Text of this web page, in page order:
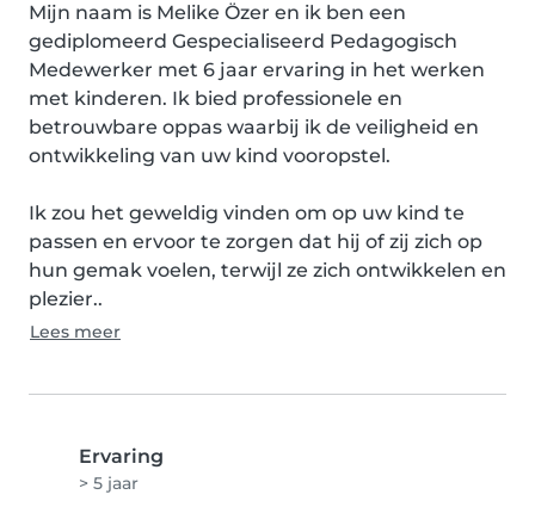
Mijn naam is Melike Özer en ik ben een
gediplomeerd Gespecialiseerd Pedagogisch
Medewerker met 6 jaar ervaring in het werken
met kinderen. Ik bied professionele en
betrouwbare oppas waarbij ik de veiligheid en
ontwikkeling van uw kind vooropstel.
Ik zou het geweldig vinden om op uw kind te
passen en ervoor te zorgen dat hij of zij zich op
hun gemak voelen, terwijl ze zich ontwikkelen en
plezier..
Lees meer
Ervaring
> 5 jaar